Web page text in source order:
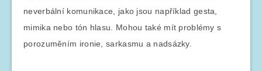
neverbální komunikace, jako jsou například gesta,
mimika nebo tón hlasu. Mohou také mít problémy s
porozuměním ironie, sarkasmu a nadsázky.